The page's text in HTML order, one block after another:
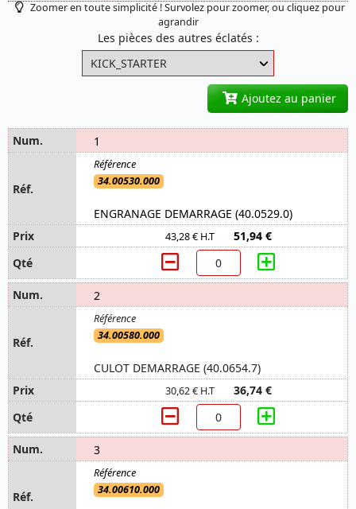
Zoomer en toute simplicité ! Survolez pour zoomer, ou cliquez pour
agrandir
Les pièces des autres éclatés :
Ajoutez au panier
1
34.00530.000
ENGRANAGE DEMARRAGE (40.0529.0)
43,28 € H.T 51,94 €
2
34.00580.000
CULOT DEMARRAGE (40.0654.7)
30,62 € H.T 36,74 €
3
34.00610.000